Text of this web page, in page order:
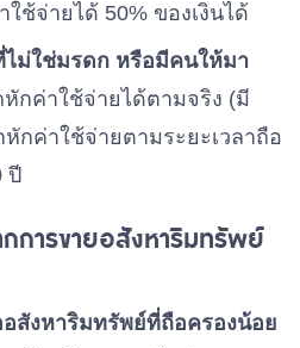
ใช้จ่ายได้ 50% ของเงินได้
ม่ใช่มรดก หรือมีคนให้มา
หักค่าใช้จ่ายได้ตามจริง (มี
กค่าใช้จ่ายตามระยะเวลาถือ
ปี
การขายอสังหาริมทรัพย์
สังหาริมทรัพย์ที่ถือครองน้อย